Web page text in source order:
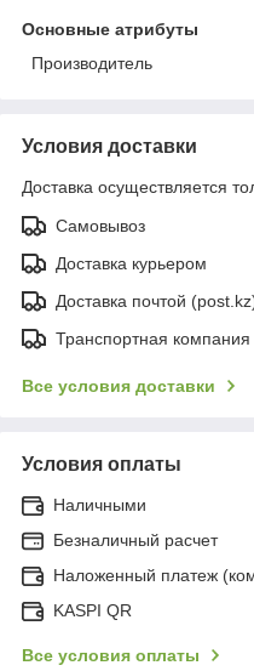
Основные атрибуты
Производитель
Условия доставки
Доставка осуществляется
Самовывоз
Доставка курьером
Доставка почтой
Транспортная компания
Все условия доставки
Условия оплаты
Наличными
Безналичный расчет
Наложенный платеж
KASPI QR
Все условия оплаты